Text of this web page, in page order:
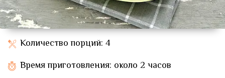
Количество порций: 4
Время приготовления: около 2 часов